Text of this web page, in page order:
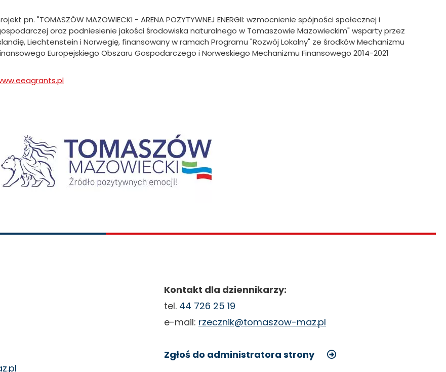
pn. "TOMASZÓW MAZOWIECKI - ARENA POZYTYWNEJ ENERGII: wzmocnienie spójności społecznej i
oraz podniesienie jakości środowiska naturalnego w Tomaszowie Mazowieckim" wsparty przez
Liechtenstein i Norwegię, finansowany w ramach Programu "Rozwój Lokalny" ze środków Mechanizmu
Europejskiego Obszaru Gospodarczego i Norweskiego Mechanizmu Finansowego 2014-2021
Kontakt dla dziennikarzy:
tel. 44 726 25 19
e-mail: rzecznik@tomaszow-maz.pl
Zgłoś do administratora strony